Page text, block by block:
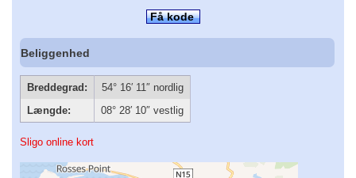
Få kode
Beliggenhed
Breddegrad:
54° 16′ 11″ nordlig
Længde:
08° 28′ 10″ vestlig
Sligo online kort